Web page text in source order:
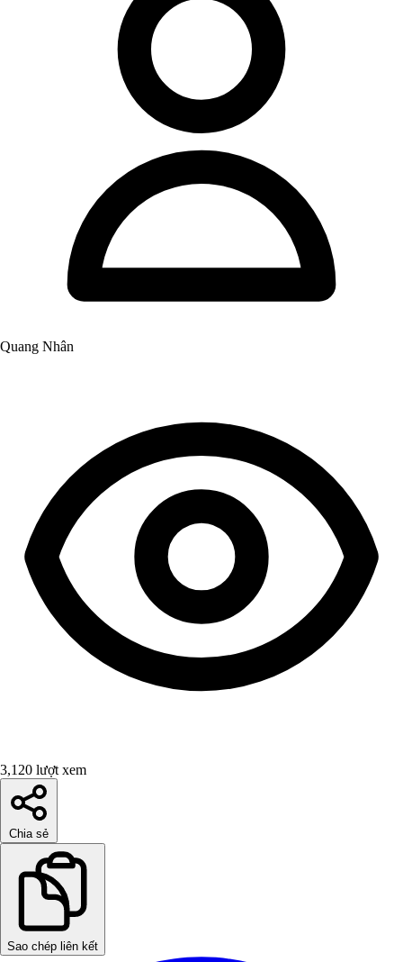
Quang Nhân
3,120 lượt xem
Chia sẻ
Sao chép liên kết